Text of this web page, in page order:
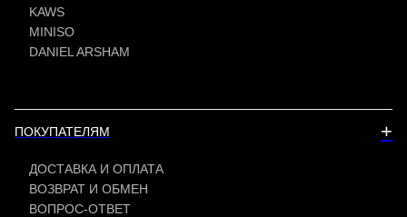
KAWS
MINISO
DANIEL ARSHAM
ПОКУПАТЕЛЯМ +
ДОСТАВКА И ОПЛАТА
ВОЗВРАТ И ОБМЕН
ВОПРОС-ОТВЕТ